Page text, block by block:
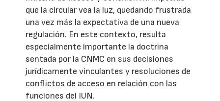
que la circular vea la luz, quedando frustrada
una vez más la expectativa de una nueva
regulación. En este contexto, resulta
especialmente importante la doctrina
sentada por la CNMC en sus decisiones
jurídicamente vinculantes y resoluciones de
conflictos de acceso en relación con las
funciones del IUN.